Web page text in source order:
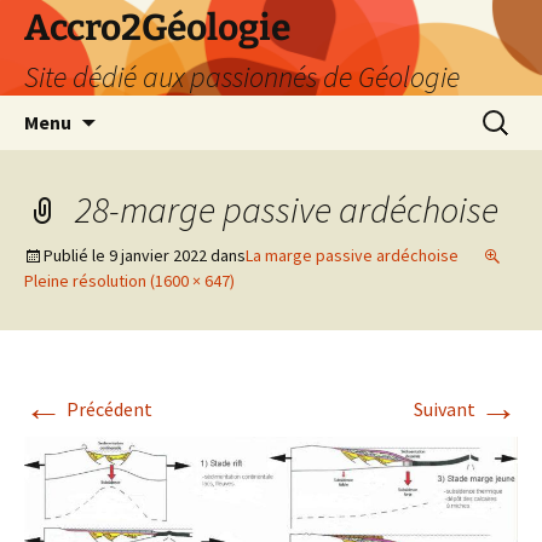
Accro2Géologie
Site dédié aux passionnés de Géologie
Menu
28-marge passive ardéchoise
Publié le 9 janvier 2022dansLa marge passive ardéchoise
Pleine résolution (1600 × 647)
← Précédent Suivant →